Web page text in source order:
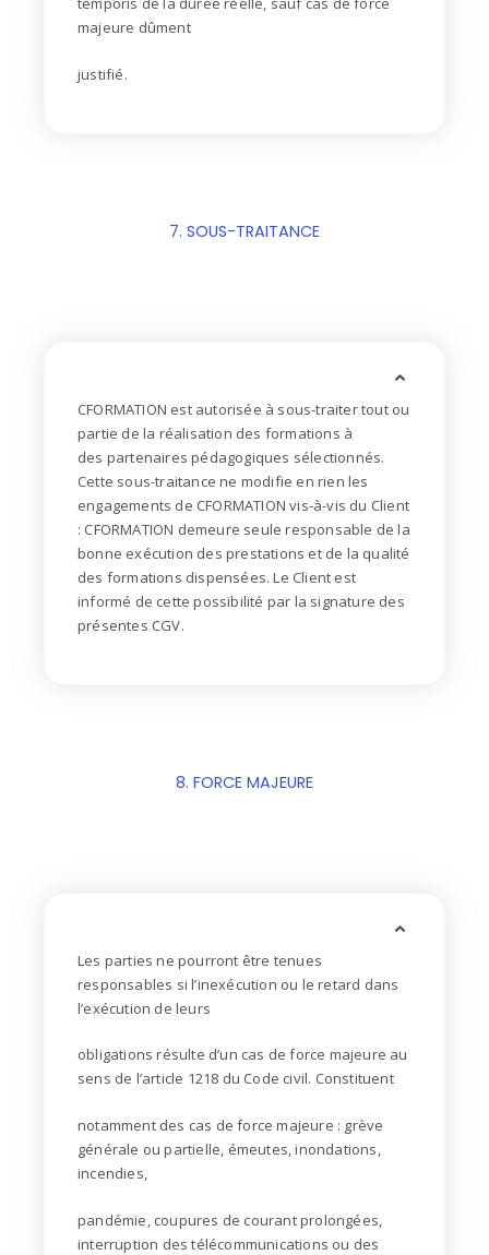
majeure dûment
justifié.
7. SOUS-TRAITANCE
CFORMATION est autorisée à sous-traiter tout ou
partie de la réalisation des formations à
des partenaires pédagogiques sélectionnés.
Cette sous-traitance ne modifie en rien les
engagements de CFORMATION vis-à-vis du Client
: CFORMATION demeure seule responsable de la
bonne exécution des prestations et de la qualité
des formations dispensées. Le Client est
informé de cettepossibilité par la signature des
présentes CGV.
8. FORCE MAJEURE
Les parties ne pourront être tenues
responsables si l’inexécution ou le retard dans
l’exécution de leurs
obligations résulte d’un cas de force majeure au
sens de l’article 1218 du Code civil. Constituent
notamment des cas de force majeure : grève
générale ou partielle, émeutes, inondations,
incendies,
pandémie, coupures de courant prolongées,
interruption des télécommunications ou des